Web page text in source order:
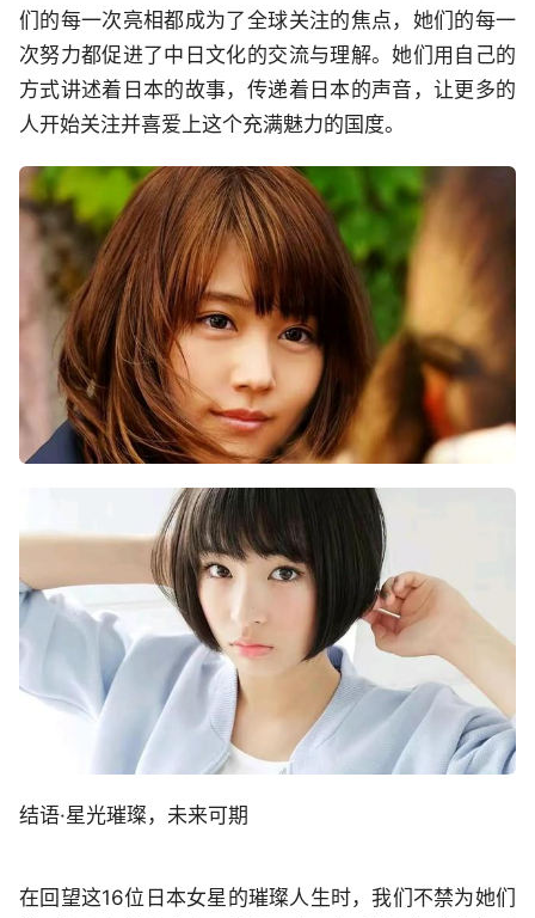
们的每一次亮相都成为了全球关注的焦点，她们的每一
次努力都促进了中日文化的交流与理解。她们用自己的
方式讲述着日本的故事，传递着日本的声音，让更多的
人开始关注并喜爱上这个充满魅力的国度。
结语·星光璀璨，未来可期
在回望这16位日本女星的璀璨人生时，我们不禁为她们